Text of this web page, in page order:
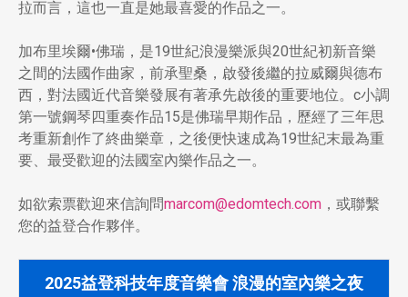
拉而言，這也一直是她最喜愛的作品之一。
加布里埃爾•佛瑞，是19世紀浪漫樂派與20世紀初新音樂
之間的法國作曲家，前承聖桑，啟發後繼的拉威爾與德布
西，對法國近代音樂發展有著承先啟後的重要地位。c小調
第一號鋼琴四重奏作品15是佛瑞早期作品，歷經了三年思
考重新創作了終曲樂章，之後便快速成為19世紀末最為重
要、最受歡迎的法國室內樂作品之一。
如欲索票歡迎來信詢問marcom@edomtech.com ，或聯繫
您的益登合作夥伴。
2025益登科技年度音樂會 浪漫的室內樂之夜